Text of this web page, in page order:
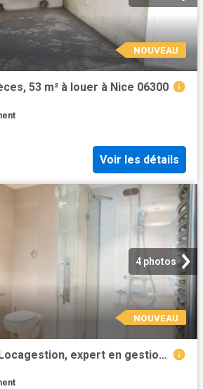
NOUVEAU
53 m² à louer à Nice 06300
Voir les détails
4 photos
NOUVEAU
T2 à Nice à louer Locagestion, expert en gestion locative